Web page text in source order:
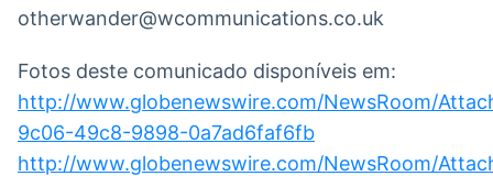
otherwander@wcommunications.co.uk
Fotos deste comunicado disponíveis em:
http://www.globenewswire.com/NewsRoom/
9c06-49c8-9898-0a7ad6faf6fb
http://www.globenewswire.com/NewsRoom/